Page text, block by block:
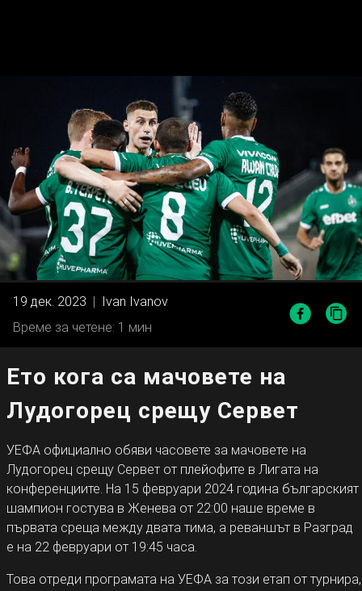
19 дек. 2023 | Ivan Ivanov
Време за четене: 1 мин
Ето кога са мачовете на
Лудогорец срещу Сервет
УЕФА официално обяви часовете за мачовете на
Лудогорец срещу Сервет от плейофите в Лигата на
конференциите. На 15 февруари 2024 година българският
шампион гостува в Женева от 22:00 наше време в
първата среща между двата тима, а реваншът в Разград
е на 22 февруари от 19:45 часа.
Това отреди програмата на УЕФА за този етап от турнира,